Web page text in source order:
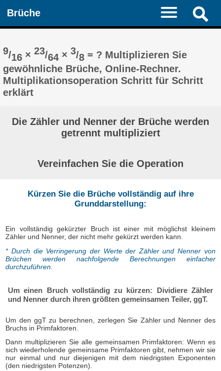
Brüche
9/16 ×23/64 ×3/8 = ? Multiplizieren Sie
gewöhnliche Brüche, Online-Rechner.
Multiplikationsoperation Schritt für Schritt
erklärt
Die Zähler und Nenner der Brüche werden
getrennt multipliziert
Vereinfachen Sie die Operation
Kürzen Sie die Brüche vollständig auf ihre
Grunddarstellung:
Ein vollständig gekürzter Bruch ist einer mit möglichst kleinem
Zähler und Nenner, der nicht mehr gekürzt werden kann.
* Durch die Verringerung der Werte der Zähler und Nenner von
Brüchen werden nachfolgende Berechnungen einfacher
durchzuführen.
Um einen Bruch vollständig zu kürzen: Dividiere Zähler
und Nenner durch ihren größten gemeinsamen Teiler, ggT.
Um den ggT zu berechnen, zerlegen Sie Zähler und Nenner des
Bruchs in Primfaktoren.
Dann multiplizieren Sie alle gemeinsamen Primfaktoren: Wenn es
sich wiederholende gemeinsame Primfaktoren gibt, nehmen wir sie
nur einmal und nur diejenigen mit dem niedrigsten Exponenten
(den niedrigsten Potenzen).